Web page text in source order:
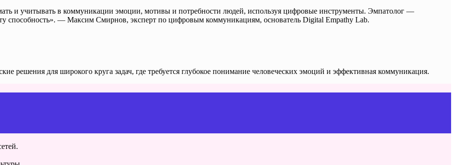
и учитывать в коммуникации эмоции, мотивы и потребности людей, используя цифровые инструменты. Эмпатолог —
способность». — Максим Смирнов, эксперт по цифровым коммуникациям, основатель Digital Empathy Lab.
решения для широкого круга задач, где требуется глубокое понимание человеческих эмоций и эффективная коммуникация.